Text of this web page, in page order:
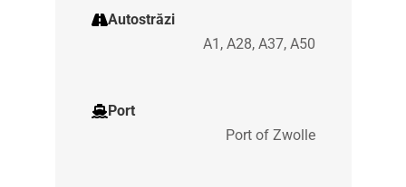
Autostrăzi
A1, A28, A37, A50
Port
Port of Zwolle